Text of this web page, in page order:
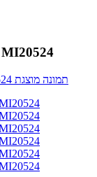
יצרן תוספי מזון TianJia טעם אבקת חלב MI20524